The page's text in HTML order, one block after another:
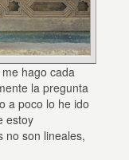
hago cada
la pregunta
a poco lo he ido
estoy
no son lineales,